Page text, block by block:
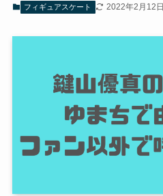
フィギュアスケート 2022年2月12日